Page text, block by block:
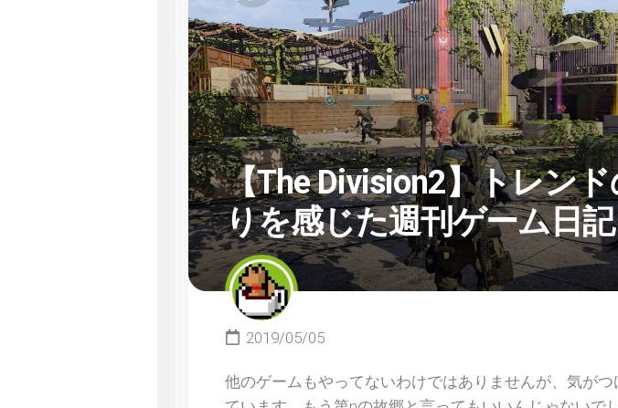
【The Division2】トレン
りを感じた週刊ゲーム日記
2019/05/05
他のゲームもやってないわけではありませんが、気がつ